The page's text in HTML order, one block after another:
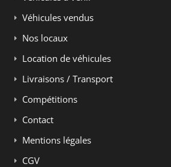
Véhicules vendus
Nos locaux
Location de véhicules
Livraisons / Transport
Compétitions
Contact
Mentions légales
CGV